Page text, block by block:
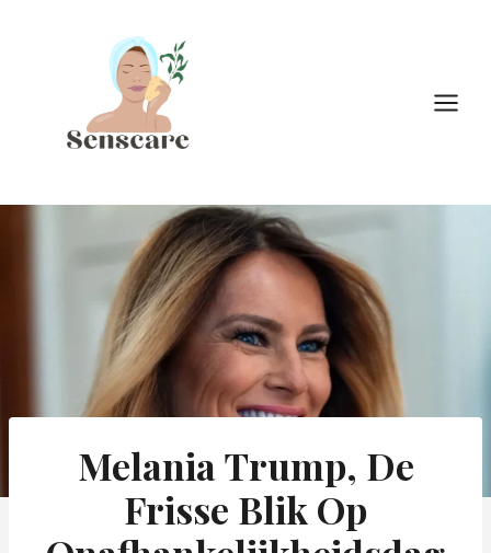
Melania Trump, De
Frisse Blik Op